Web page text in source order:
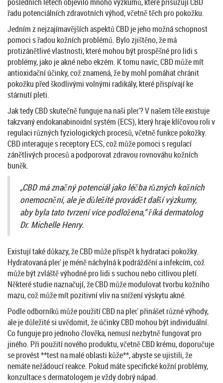
řadu potenciálních zdravotních výhod, včetně těch pro pokožku.
Jedním z nejzajímavějších aspektů CBD je jeho možná schopnost
pomoci s řadou kožních problémů. Bylo zjištěno, že má
protizánětlivé vlastnosti, které mohou být prospěšné pro lidi s
problémy, jako je akné nebo ekzém. K tomu navíc, CBD může mít
antioxidační účinky, což znamená, že by mohl pomáhat chránit
pokožku před škodlivými volnými radikály, které přispívají ke
stárnutí pleti.
Jak tedy CBD skutečně funguje na naši pleť? V našem těle existuje
takzvaný endokanabinoidní systém (ECS), který hraje klíčovou roli v
regulaci různých fyziologických procesů, včetně funkce pokožky.
CBD interaguje s receptory ECS, což může pomoci s regulací
zánětlivých procesů a podporovat zdravou rovnováhu kožních
buněk.
„CBD má značný potenciál jako léčba různých kožních
onemocnění, ale je důležité provádět další výzkumy,
aby byla tato tvrzení více podložena,“ říká dermatolog
Dr. Michelle Henry.
Existují také důkazy, že CBD může přispět k hydrataci pokožky.
Hydratovaná pleť je méně náchylná k podráždění a infekcím, což
může být zvláště výhodné pro lidi s suchou nebo citlivou pletí.
Některé studie naznačují, že CBD může modulovat tvorbu kožního
mazu, což může mít pozitivní vliv na snížení výskytu akné.
Podle odborníků může použití CBD na pleť přinášet různé výhody,
ale je důležité si uvědomit, že účinky CBD mohou být individuální.
Co funguje pro jednoho člověka, nemusí nezbytně fungovat pro
jiného. Při použití nového produktu, včetně CBD krému, doporučuje
se provést **test na malé oblasti kůže**, abyste se ujistili, že
nemáte nežádoucí reakce. Pokud máte specifické kožní problémy,
konzultace s dermatologem je vždy dobrý nápad.